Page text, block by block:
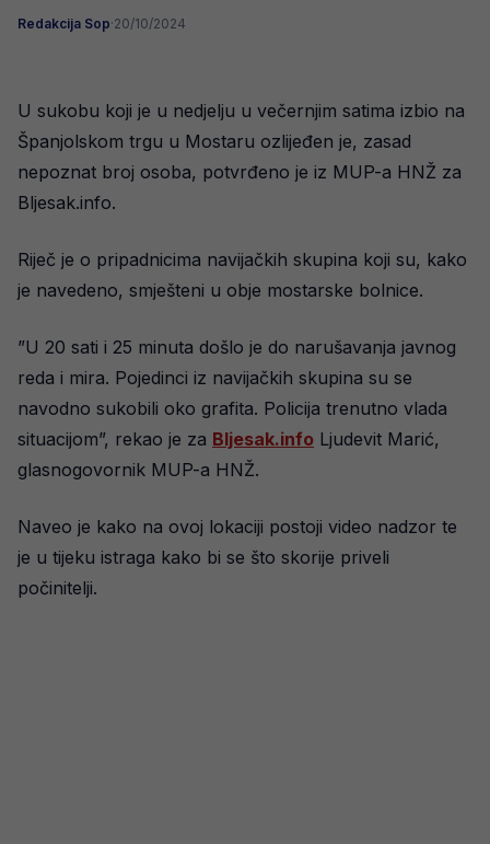
Redakcija Sop·20/10/2024
U sukobu koji je u nedjelju u večernjim satima izbio na
Španjolskom trgu u Mostaru ozlijeđen je, zasad
nepoznat broj osoba, potvrđeno je iz MUP-a HNŽ za
Bljesak.info.
Riječ je o pripadnicima navijačkih skupina koji su, kako
je navedeno, smješteni u obje mostarske bolnice.
”U 20 sati i 25 minuta došlo je do narušavanja javnog
reda i mira. Pojedinci iz navijačkih skupina su se
navodno sukobili oko grafita. Policija trenutno vlada
situacijom”, rekao je za Bljesak.info Ljudevit Marić,
glasnogovornik MUP-a HNŽ.
Naveo je kako na ovoj lokaciji postoji video nadzor te
je u tijeku istraga kako bi se što skorije priveli
počinitelji.